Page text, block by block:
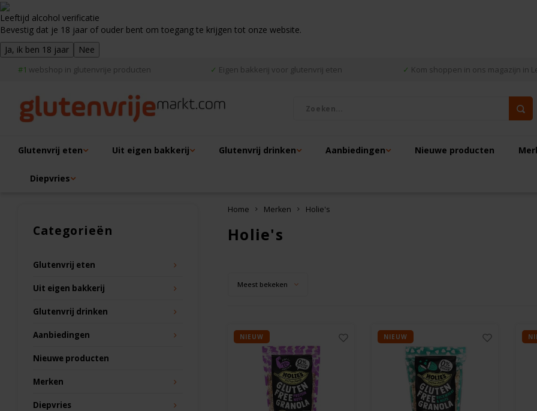
Leeftijd alcohol verificatie
Bevestig dat je 18 jaar of ouder bent om toegang te krijgen tot onze website.
Ja, ik ben 18 jaar
Nee
#1 webshop in glutenvrije producten ✓ Eigen bakkerij voor glutenvrij eten ✓ Kom shoppen in ons magazijn in
Glutenvrij eten Uit eigen bakkerij Glutenvrij drinken Aanbiedingen Nieuwe producten
Diepvries
Categorieën
Glutenvrij eten
Uit eigen bakkerij
Glutenvrij drinken
Aanbiedingen
Nieuwe producten
Merken
Diepvries
Home Merken Holie's
Holie's
Meest bekeken
NIEUW NIEUW